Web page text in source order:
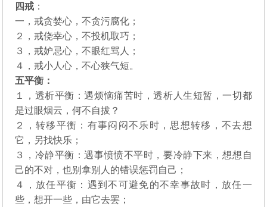
四戒 ：
一，戒贪婪心，不贪污腐化；
２，戒侥幸心，不投机取巧；
３，戒妒忌心，不眼红骂人；
４，戒小人心，不心狭气短。
五平衡：
１，透析平衡：遇烦恼痛苦时，透析人生短暂，一切都
是过眼烟云，何不自拔？
２，转移平衡：有事闷闷不乐时，思想转移，不去想
它，另找快乐；
３，冷静平衡：遇事愤愤不平时，要冷静下来，想想自
己的不对，也别拿别人的错误惩罚自己；
４，放任平衡：遇到不可避免的不幸事故时，放任一
些，想开一些，由它去罢；